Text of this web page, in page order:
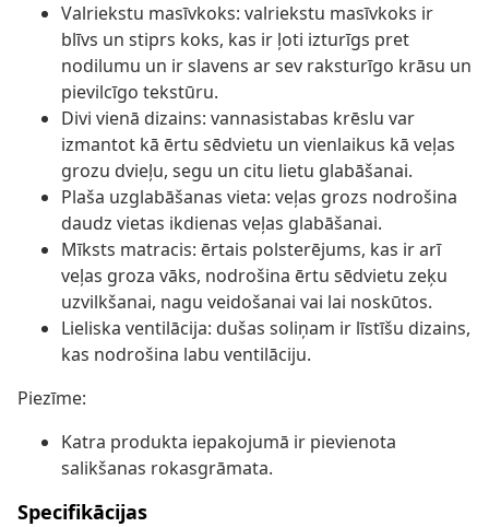
Valriekstu masīvkoks: valriekstu masīvkoks ir
blīvs un stiprs koks, kas ir ļoti izturīgs pret
nodilumu un ir slavens ar sev raksturīgo krāsu un
pievilcīgo tekstūru.
Divi vienā dizains: vannasistabas krēslu var
izmantot kā ērtu sēdvietu un vienlaikus kā veļas
grozu dvieļu, segu un citu lietu glabāšanai.
Plaša uzglabāšanas vieta: veļas grozs nodrošina
daudz vietas ikdienas veļas glabāšanai.
Mīksts matracis: ērtais polsterējums, kas ir arī
veļas groza vāks, nodrošina ērtu sēdvietu zeķu
uzvilkšanai, nagu veidošanai vai lai noskūtos.
Lieliska ventilācija: dušas soliņam ir līstīšu dizains,
kas nodrošina labu ventilāciju.
Piezīme:
Katra produkta iepakojumā ir pievienota
salikšanas rokasgrāmata.
Specifikācijas